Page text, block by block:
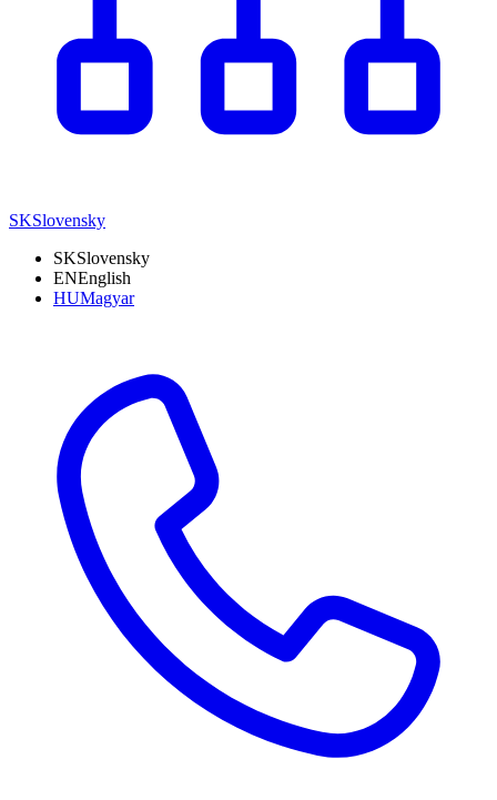
SKSlovensky
SKSlovensky
ENEnglish
HUMagyar